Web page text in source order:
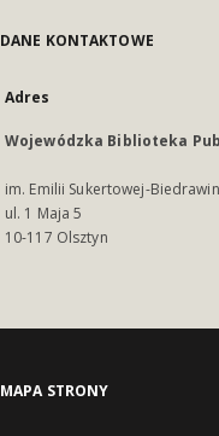
DANE KONTAKTOWE
Adres
Wojewódzka Biblioteka
im. Emilii Sukertowej-
ul. 1 Maja 5
10-117 Olsztyn
MAPA STRONY